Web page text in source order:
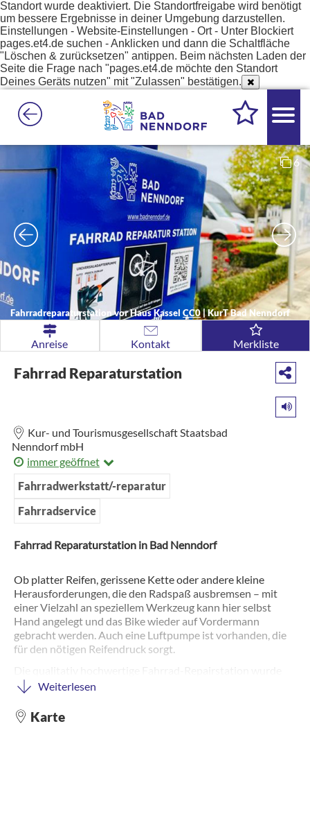
Standort wurde deaktiviert. Die Standortfreigabe wird benötigt
um bessere Ergebnisse in deiner Umgebung darzustellen.
Einstellungen - Website-Einstellungen - Ort - Unter Blockiert
pages.et4.de suchen - Anklicken und dann die Schaltfläche
"Löschen & zurücksetzen" antippen. Beim nächsten Laden der
Seite die Frage nach "pages.et4.de möchte den Standort
Deines Geräts nutzen" mit "Zulassen" bestätigen.
Fahrradreparaturstation vor Haus Kassel CC0|KurT Bad Nenndorf
6
Anreise Kontakt Merkliste
Fahrrad Reparaturstation
Kur- und Tourismusgesellschaft Staatsbad
Nenndorf mbH
immer geöffnet
Fahrradwerkstatt/-reparatur
Fahrradservice
Fahrrad Reparaturstation in Bad Nenndorf
Ob platter Reifen, gerissene Kette oder andere kleine
Herausforderungen, die den Radspaß ausbremsen – mit
einer Vielzahl an speziellem Werkzeug kann hier selbst
Hand angelegt und das Bike wieder auf Vordermann
gebracht werden. Auch eine Luftpumpe ist vorhanden, die
für den nötigen Reifendruck sorgt.
aus Fördermitteln des Citymanagements Bad Nenndorf
errichtet. Sie steht vor dem Haus Kassel, in dem sich auch
die Tourist-Information der Kurstadt am Deister befindet.
Die Station ist täglich rund um die Uhr einsatzbereit.
Weiterlesen
Karte